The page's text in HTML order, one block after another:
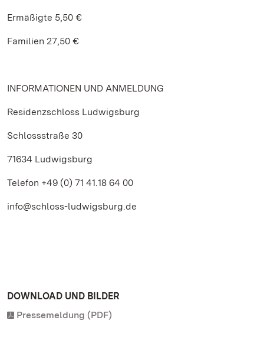
Ermäßigte 5,50 €
Familien 27,50 €
INFORMATIONEN UND ANMELDUNG
Residenzschloss Ludwigsburg
Schlossstraße 30
71634 Ludwigsburg
Telefon +49 (0) 71 41.18 64 00
info@schloss-ludwigsburg.de
DOWNLOAD UND BILDER
Pressemeldung (PDF)